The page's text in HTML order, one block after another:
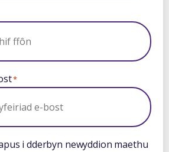
*
i dderbyn newyddion maethu